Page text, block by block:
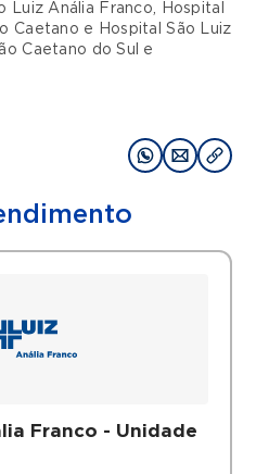
Luiz Anália Franco,
Hospital
Caetano e
Hospital São Luiz
Caetano do Sul
e
Franco - Unidade